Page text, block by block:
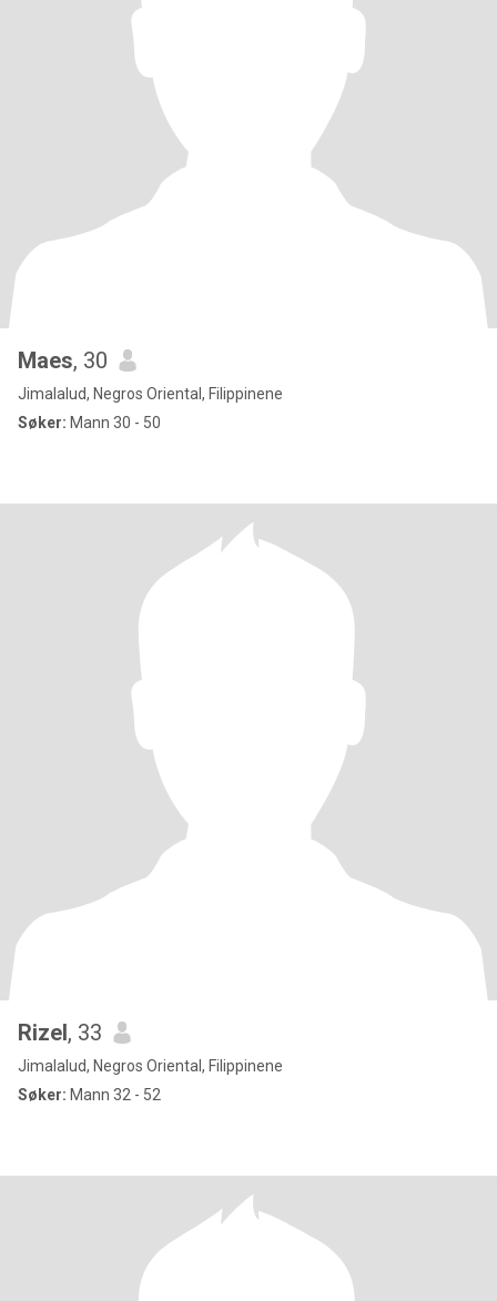
Maes, 30
Jimalalud, Negros Oriental, Filippinene
Søker: Mann 30 - 50
Rizel, 33
Jimalalud, Negros Oriental, Filippinene
Søker: Mann 32 - 52